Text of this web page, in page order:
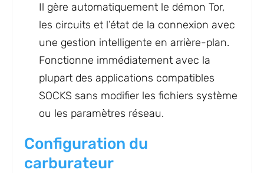
Il gère automatiquement le démon Tor,
les circuits et l’état de la connexion avec
une gestion intelligente en arrière-plan.
Fonctionne immédiatement avec la
plupart des applications compatibles
SOCKS sans modifier les fichiers système
ou les paramètres réseau.
Configuration du
carburateur